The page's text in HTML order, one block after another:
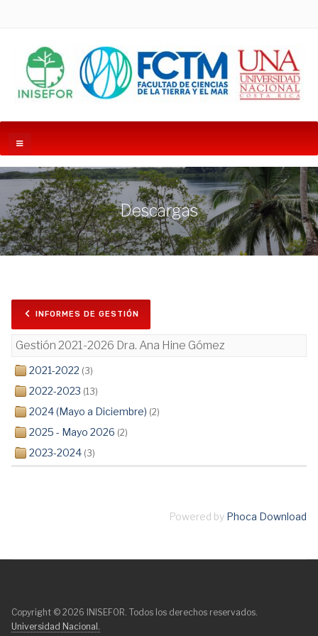
Descargas
INFORMES DE GESTIÓN
Gestión 2021-2026 Dra. Ana Hine Gómez
2021-2022 (3)
2022-2023 (13)
2024 (Mayo a Diciembre) (2)
2025 - Mayo 2026 (2)
2023-2024 (3)
Powered by Phoca Download
Copyright © 2026 INISEFOR. Todos los derechos reservados.
Universidad Nacional.